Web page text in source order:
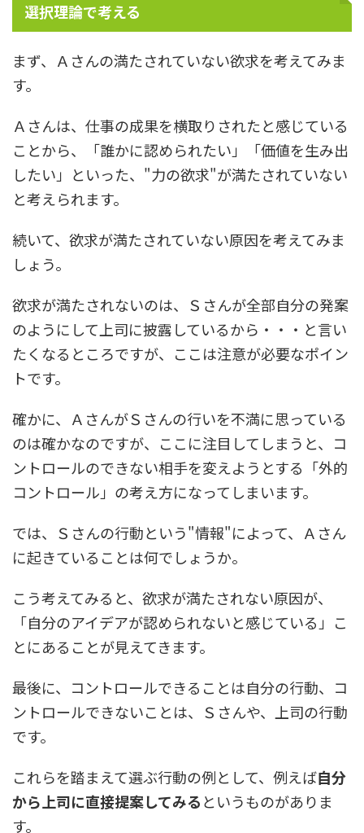
選択理論で考える
まず、Ａさんの満たされていない欲求を考えてみま
す。
Ａさんは、仕事の成果を横取りされたと感じている
ことから、「誰かに認められたい」「価値を生み出
したい」といった、"力の欲求"が満たされていない
と考えられます。
続いて、欲求が満たされていない原因を考えてみま
しょう。
欲求が満たされないのは、Ｓさんが全部自分の発案
のようにして上司に披露しているから・・・と言い
たくなるところですが、ここは注意が必要なポイン
トです。
確かに、ＡさんがＳさんの行いを不満に思っている
のは確かなのですが、ここに注目してしまうと、コ
ントロールのできない相手を変えようとする「外的
コントロール」の考え方になってしまいます。
では、Ｓさんの行動という"情報"によって、Ａさん
に起きていることは何でしょうか。
こう考えてみると、欲求が満たされない原因が、
「自分のアイデアが認められないと感じている」こ
とにあることが見えてきます。
最後に、コントロールできることは自分の行動、コ
ントロールできないことは、Ｓさんや、上司の行動
です。
これらを踏まえて選ぶ行動の例として、例えば自分
から上司に直接提案してみるというものがありま
す。